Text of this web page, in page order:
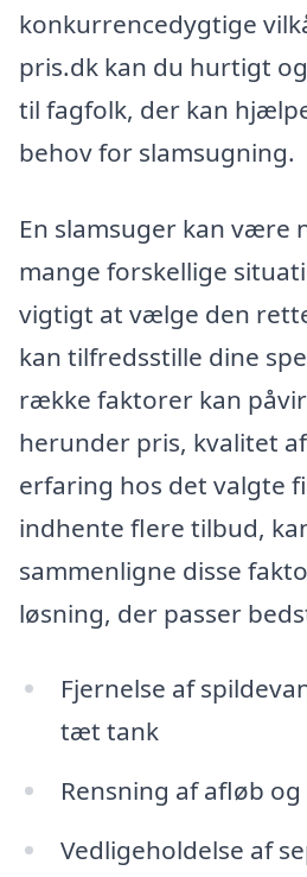
konkurrencedygtige
pris.dk kan du hurtigt
til fagfolk, der kan
behov for slamsugning.
En slamsuger kan være
mange forskellige
vigtigt at vælge den
kan tilfredsstille dine
række faktorer kan
herunder pris, kvalitet
erfaring hos det valgte
indhente flere tilbud,
sammenligne disse
løsning, der passer
Fjernelse af
tæt tank
Rensning af afløb
Vedligeholdelse af